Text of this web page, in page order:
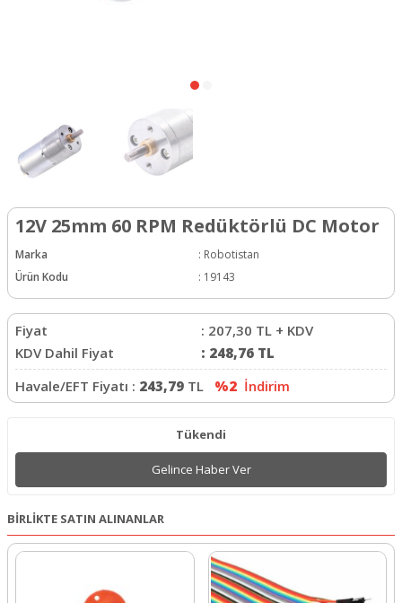
12V 25mm 60 RPM Redüktörlü DC Motor
Marka : Robotistan
Ürün Kodu
: 19143
Fiyat : 207,30 TL + KDV
KDV Dahil Fiyat
: 248,76 TL
Havale/EFT Fiyatı : 243,79 TL %2 İndirim
Tükendi
Gelince Haber Ver
BİRLİKTE SATIN ALINANLAR